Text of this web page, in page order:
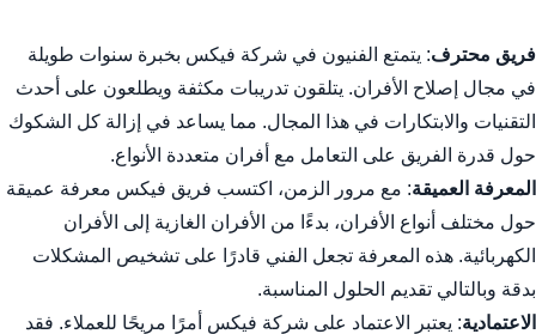
فريق محترف: يتمتع الفنيون في شركة فيكس بخبرة سنوات طويلة
في مجال إصلاح الأفران. يتلقون تدريبات مكثفة ويطلعون على أحدث
التقنيات والابتكارات في هذا المجال. مما يساعد في إزالة كل الشكوك
حول قدرة الفريق على التعامل مع أفران متعددة الأنواع.
المعرفة العميقة: مع مرور الزمن، اكتسب فريق فيكس معرفة عميقة
حول مختلف أنواع الأفران، بدءًا من الأفران الغازية إلى الأفران
الكهربائية. هذه المعرفة تجعل الفني قادرًا على تشخيص المشكلات
بدقة وبالتالي تقديم الحلول المناسبة.
الاعتمادية: يعتبر الاعتماد على شركة فيكس أمرًا مريحًا للعملاء. فقد